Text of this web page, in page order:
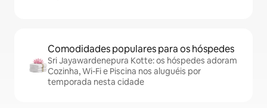
Comodidades populares para os hóspedes
Sri Jayawardenepura Kotte: os hóspedes adoram
Cozinha, Wi-Fi e Piscina nos aluguéis por
temporada nesta cidade